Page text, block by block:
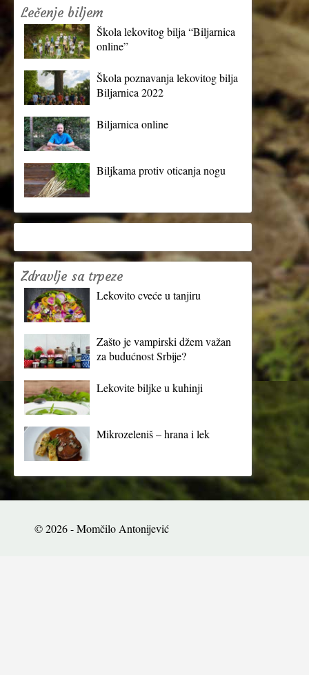
Lečenje biljem
Škola lekovitog bilja “Biljarnica
online”
Škola poznavanja lekovitog bilja
Biljarnica 2022
Biljarnica online
Biljkama protiv oticanja nogu
Zdravlje sa trpeze
Lekovito cveće u tanjiru
Zašto je vampirski džem važan
za budućnost Srbije?
Lekovite biljke u kuhinji
Mikrozeleniš – hrana i lek
© 2026 - Momčilo Antonijević